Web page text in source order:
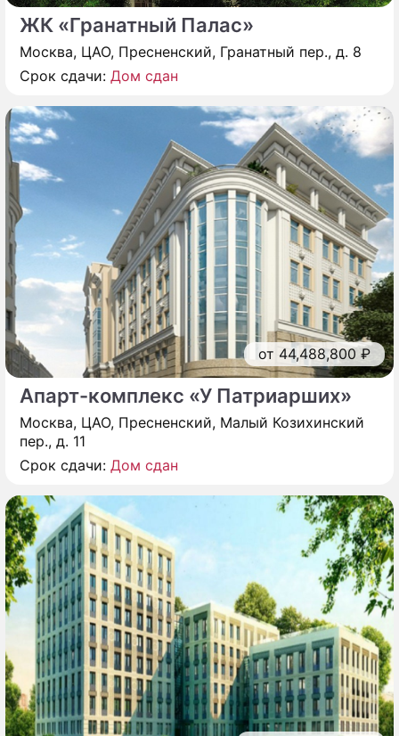
ЖК «Гранатный Палас»
Москва, ЦАО, Пресненский, Гранатный пер., д. 8
Срок сдачи: Дом сдан
от 44,488,800 ₽
Апарт-комплекс «У Патриарших»
Москва, ЦАО, Пресненский, Малый Козихинский
пер., д. 11
Срок сдачи: Дом сдан